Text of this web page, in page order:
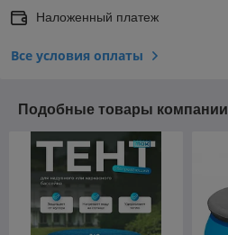
Наложенный платеж
Все условия оплаты
Подобные товары компании